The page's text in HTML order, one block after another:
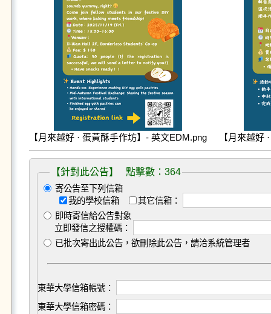
【月來越好 · 蛋黃酥手作坊】- 英文EDM.png 【月來越好
【針對此公告】 點擊數：364
寄公告至下列信箱
我的學校信箱
其它信箱：
即時寄信給公告對象
立即發信之授權碼：
已批次寄出此公告，欲刪除此公告，請洽系統管理者
東華大學信箱帳號：
東華大學信箱密碼：